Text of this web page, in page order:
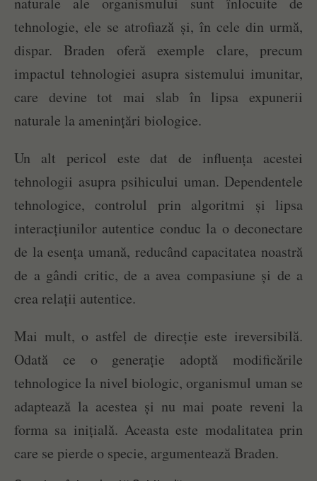
tehnologie, ele se atrofiază și, în cele din urmă,
dispar. Braden oferă exemple clare, precum
impactul tehnologiei asupra sistemului imunitar,
care devine tot mai slab în lipsa expunerii
naturale la amenințări biologice.
Un alt pericol este dat de influența acestei
tehnologii asupra psihicului uman. Dependentele
tehnologice, controlul prin algoritmi și lipsa
interacțiunilor autentice conduc la o deconectare
de la esența umană, reducând capacitatea noastră
de a gândi critic, de a avea compasiune și de a
crea relații autentice.
Mai mult, o astfel de direcție este ireversibilă.
Odată ce o generație adoptă modificările
tehnologice la nivel biologic, organismul uman se
adaptează la acestea și nu mai poate reveni la
forma sa inițială. Aceasta este modalitatea prin
care se pierde o specie, argumentează Braden.